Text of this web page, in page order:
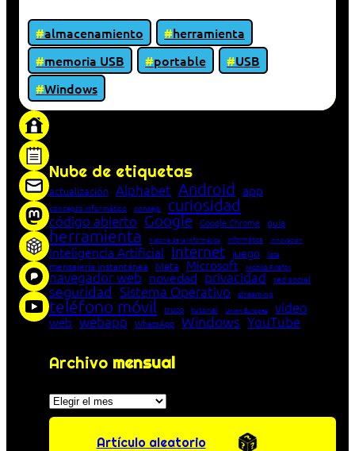
almacenamiento
herramienta
memoria USB
portable
USB
Windows
Nube de etiquetas
actualización Alphabet Android app
concepto informático consejo curiosidad
código abierto Google Google Chrome guía
herramienta historia de la Informática Informática innovación
Inteligencia Artificial Internet juego lista
mensajería instantánea Meta Microsoft Mozilla Firefox
navegador web novedad privacidad red social
seguridad Sistema Operativo streaming
teléfono móvil truco tutorial Unión Europea vídeo
web webapp WhatsApp Windows YouTube
Archivo mensual
Archivos
Artículo aleatorio